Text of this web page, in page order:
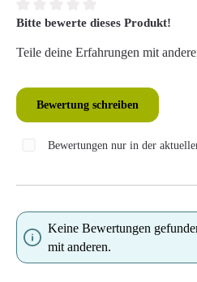
Durchschnittliche Bewertung von 0
Bitte bewerte dieses Produkt!
Teile deine Erfahrungen mit
Bewertung schreiben
Bewertungen nur in der
Keine Bewertungen
mit anderen.